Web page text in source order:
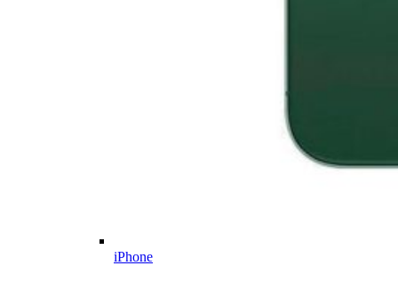
iPhone